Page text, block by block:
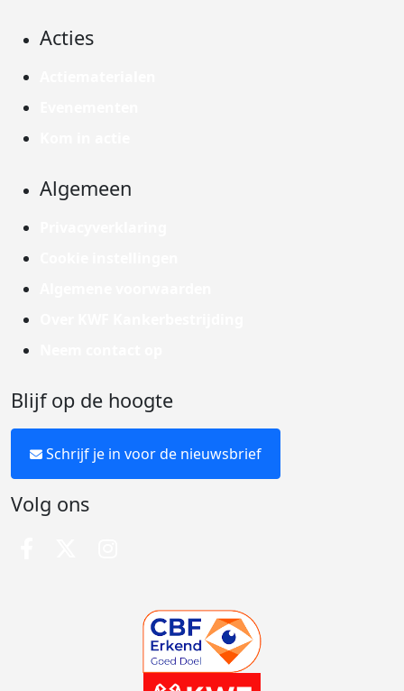
Acties
Algemeen
Blijf op de hoogte
Schrijf je in voor de nieuwsbrief
Volg ons